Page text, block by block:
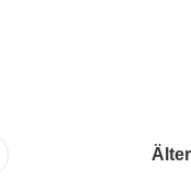
Älter